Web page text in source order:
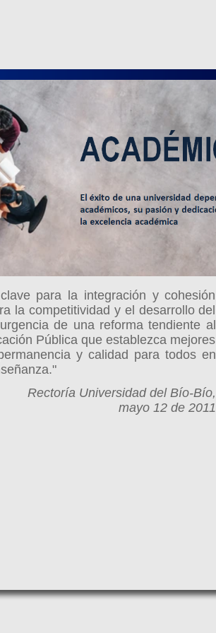
para la integración y cohesión
la competitividad y el desarrollo del
de una reforma tendiente al
Pública que establezca mejores
y calidad para todos en
Rectoría Universidad del Bío-Bío,
mayo 12 de 2011